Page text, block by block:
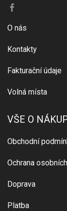
O nás
Kontakty
Fakturační údaje
Volná místa
VŠE O
Obchodní
Ochrana
Doprava
Platba